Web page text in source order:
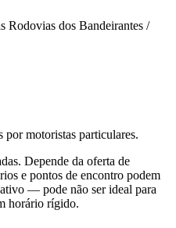
Rodovias dos Bandeirantes /
por motoristas particulares.
Depende da oferta de
e pontos de encontro podem
— pode não ser ideal para
horário rígido.